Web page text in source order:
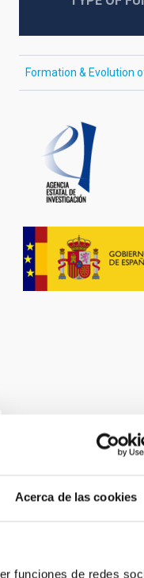
Acerca de las cookies
funciones de redes
Formation & Evolution